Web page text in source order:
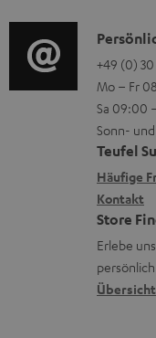
m
V
e
r
s
a
n
d
e
n
z
u
r
G
a
r
a
n
g
e
r
ä
t
e
R
ü
c
k
i
o
-
L
e
x
i
k
o
n
K
o
n
t
a
k
t
d
a
t
+49 (0) 30
Mo – Fr
Sa 09:00
Sonn-
Teufel
Häufige
Kontakt
Store
Erlebe
Übersicht